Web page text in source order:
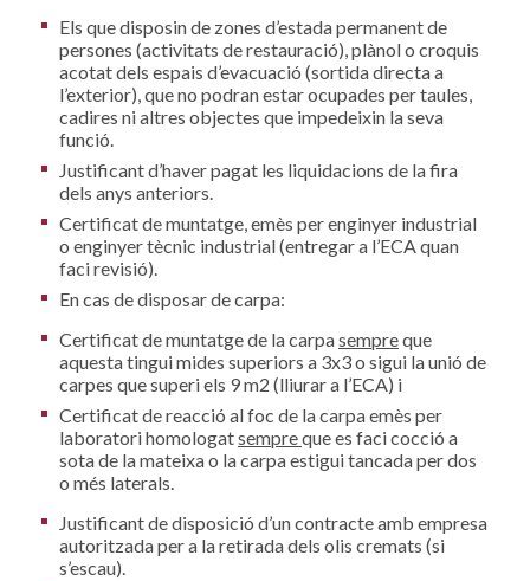
Els que disposin de zones d’estada permanent de
persones (activitats de restauració), plànol o croquis
acotat dels espais d’evacuació (sortida directa a
l’exterior), que no podran estar ocupades per taules,
cadires ni altres objectes que impedeixin la seva
funció.
Justificant d’haver pagat les liquidacions de la fira
dels anys anteriors.
Certificat de muntatge, emès per enginyer industrial
o enginyer tècnic industrial (entregar a l’ECA quan
faci revisió).
En cas de disposar de carpa:
Certificat de muntatge de la carpasempreque
aquesta tingui mides superiors a 3x3 o sigui la unió de
carpes que superi els 9 m2 (lliurar a l’ECA) i
Certificat de reacció al foc de la carpa emès per
laboratori homologatsempreque es faci cocció a
sota de la mateixa o la carpa estigui tancada per dos
o més laterals.
Justificant de disposició d’un contracte amb empresa
autoritzada per a la retirada dels olis cremats (si
s’escau).